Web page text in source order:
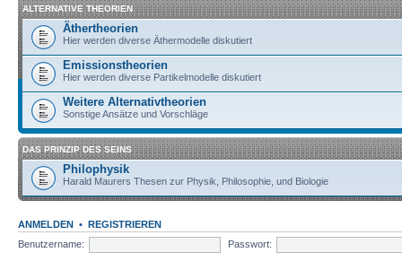
ALTERNATIVE THEORIEN
Äthertheorien
Hier werden diverse Äthermodelle diskutiert
Emissionstheorien
Hier werden diverse Partikelmodelle diskutiert
Weitere Alternativtheorien
Sonstige Ansätze und Vorschläge
DAS PRINZIP DES SEINS
Philophysik
Harald Maurers Thesen zur Physik, Philosophie, und Biologie
ANMELDEN • REGISTRIEREN
Benutzername:
Passwort: